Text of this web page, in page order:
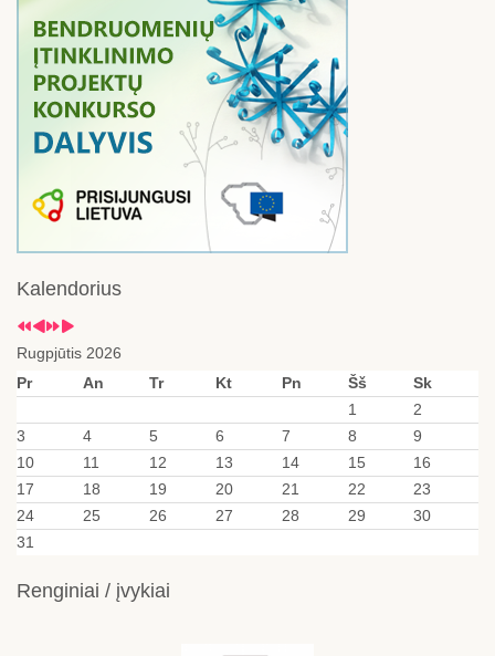
Kalendorius
Rugpjūtis 2026
Pr
An Tr Kt Pn Šš
Sk
1
2
3
4 5 6 7 8
9
10
11 12 13 14 15
16
17
18 19 20 21 22
23
24
25 26 27 28 29
30
31
Renginiai / įvykiai